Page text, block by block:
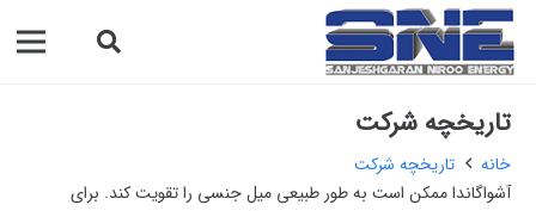
تاریخچه شرکت
خانه
تاریخچه شرکت
آشواگاندا ممکن است به طور طبیعی میل جنسی را تقویت کند. برای